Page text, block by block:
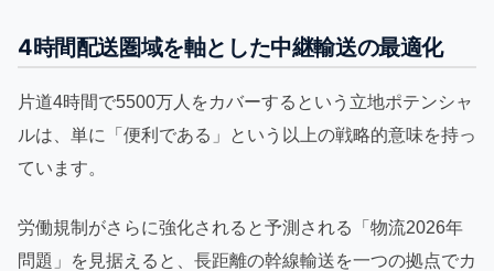
4時間配送圏域を軸とした中継輸送の最適化
片道4時間で5500万人をカバーするという立地ポテンシャ
ルは、単に「便利である」という以上の戦略的意味を持っ
ています。
労働規制がさらに強化されると予測される「物流2026年
問題」を見据えると、長距離の幹線輸送を一つの拠点でカ